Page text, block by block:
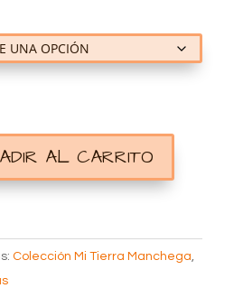
AL CARRITO
Colección Mi Tierra Manchega,